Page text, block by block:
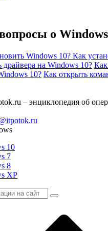
о Windows
Windows 10? Как
драйвера на Windows 10?
10? Как открыть
– энциклопедия об
10
7
8
XP